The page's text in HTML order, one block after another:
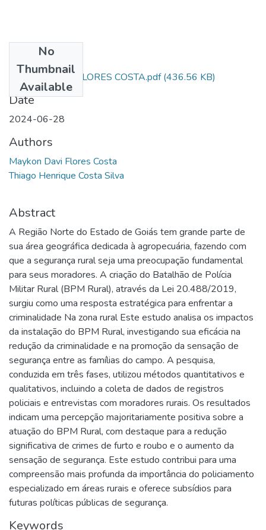
No
Thumbnail
Available
MAYKON DAVI FLORES COSTA.pdf(436.56 KB)
Date
2024-06-28
Authors
Maykon Davi Flores Costa
Thiago Henrique Costa Silva
Abstract
A Região Norte do Estado de Goiás tem grande parte de
sua área geográfica dedicada à agropecuária, fazendo com
que a segurança rural seja uma preocupação fundamental
para seus moradores. A criação do Batalhão de Polícia
Militar Rural (BPM Rural), através da Lei 20.488/2019,
surgiu como uma resposta estratégica para enfrentar a
criminalidade Na zona rural Este estudo analisa os impactos
da instalação do BPM Rural, investigando sua eficácia na
redução da criminalidade e na promoção da sensação de
segurança entre as famílias do campo. A pesquisa,
conduzida em três fases, utilizou métodos quantitativos e
qualitativos, incluindo a coleta de dados de registros
policiais e entrevistas com moradores rurais. Os resultados
indicam uma percepção majoritariamente positiva sobre a
atuação do BPM Rural, com destaque para a redução
significativa de crimes de furto e roubo e o aumento da
sensação de segurança. Este estudo contribui para uma
compreensão mais profunda da importância do policiamento
especializado em áreas rurais e oferece subsídios para
futuras políticas públicas de segurança.
Keywords